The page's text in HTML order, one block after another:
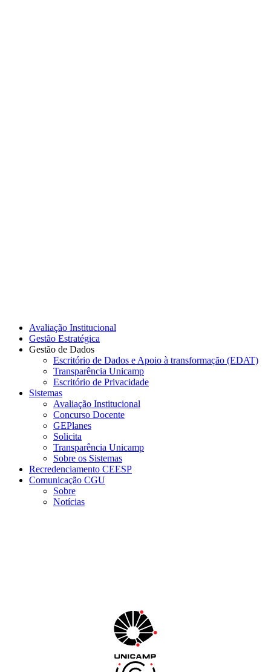
Avaliação Institucional
Gestão Estratégica
Gestão de Dados
Escritório de Dados e Apoio à transformação (EDAT)
Transparência Unicamp
Escritório de Privacidade
Sistemas
Avaliação Institucional
Concurso Docente
GEPlanes
Solicita
Transparência Unicamp
Sobre os Sistemas
Recredenciamento CEESP
Comunicação CGU
Sobre
Notícias